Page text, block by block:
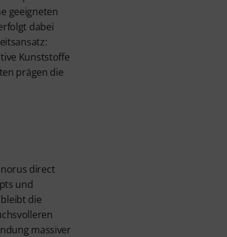
geeigneten
dabei
Kunststoffe
prägen die
direct
und
die
massiver